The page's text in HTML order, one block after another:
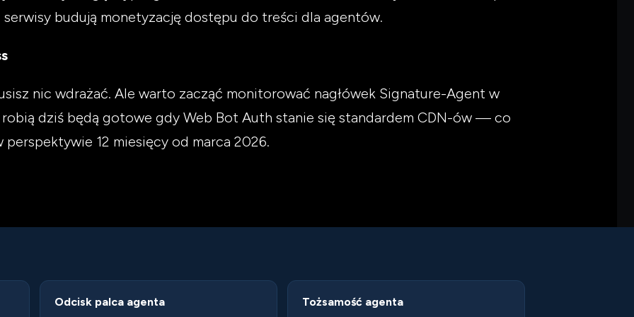
budują monetyzację dostępu do treści dla agentów.
nic wdrażać. Ale warto zacząć monitorować nagłówek Signature-Agent w
dziś będą gotowe gdy Web Bot Auth stanie się standardem CDN-ów — co
12 miesięcy od marca 2026.
Odcisk palca agenta Tożsamość agenta